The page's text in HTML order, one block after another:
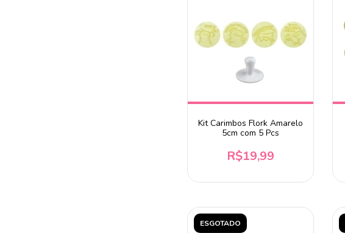
Kit Carimbos Flork Amarelo
5cm com 5 Pcs
R$19,99
ESGOTADO